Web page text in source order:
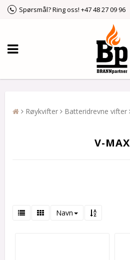
Spørsmål? Ring oss! +47 48 27 09 96
Røykvifter Batteridrevne vifter
V-MAX
Navn